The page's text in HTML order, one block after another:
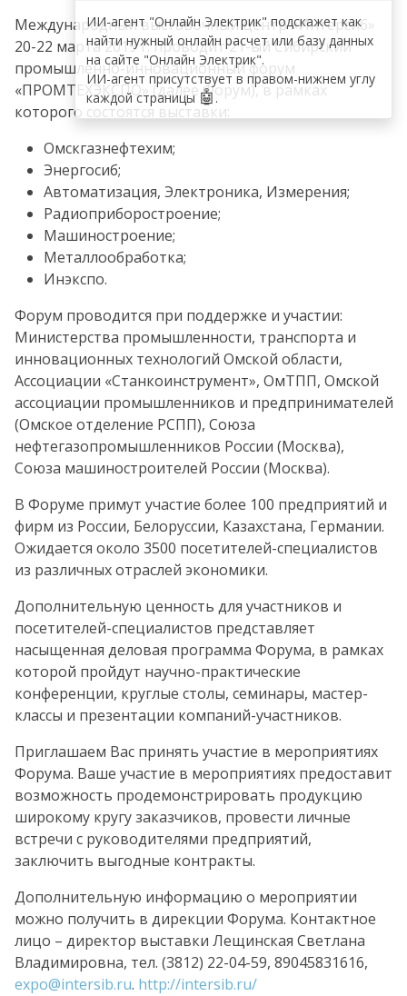
ИИ-агент "Онлайн Электрик" подскажет как
найти нужный онлайн расчет или базу данных
на сайте "Онлайн Электрик".
ИИ-агент присутствует в правом-нижнем углу
каждой страницы🤖.
Международный выставочный центр «Интерсиб»
20-22 марта 2019 г. проводит 21-ый Сибирский
промышленно-инновационный форум
«ПРОМТЕХЭКСПО» (далее Форум), в рамках
которого состоятся выставки:
Омскгазнефтехим;
Энергосиб;
Автоматизация, Электроника, Измерения;
Радиоприборостроение;
Машиностроение;
Металлообработка;
Инэкспо.
Форум проводится при поддержке и участии:
Министерства промышленности, транспорта и
инновационных технологий Омской области,
Ассоциации «Станкоинструмент», ОмТПП, Омской
ассоциации промышленников и предпринимателей
(Омское отделение РСПП), Союза
нефтегазопромышленников России (Москва),
Союза машиностроителей России (Москва).
В Форуме примут участие более 100 предприятий и
фирм из России, Белоруссии, Казахстана, Германии.
Ожидается около 3500 посетителей-специалистов
из различных отраслей экономики.
Дополнительную ценность для участников и
посетителей-специалистов представляет
насыщенная деловая программа Форума, в рамках
которой пройдут научно-практические
конференции, круглые столы, семинары, мастер-
классы и презентации компаний-участников.
Приглашаем Вас принять участие в мероприятиях
Форума. Ваше участие в мероприятиях предоставит
возможность продемонстрировать продукцию
широкому кругу заказчиков, провести личные
встречи с руководителями предприятий,
заключить выгодные контракты.
Дополнительную информацию о мероприятии
можно получить в дирекции Форума. Контактное
лицо – директор выставки Лещинская Светлана
Владимировна, тел. (3812) 22-04-59, 89045831616,
expo@intersib.ru. http://intersib.ru/